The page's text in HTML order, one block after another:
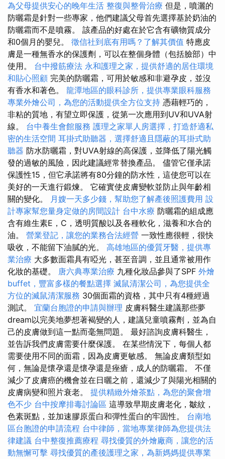
為父母提供安心的晚年生活 整復與整骨治療 但是，噴灑的
防曬霜是針對一些專家，他們建議父母首先選擇基於奶油的
防曬霜而不是噴霧。 該產品的好處在於它含有礦物質成分
和0個月的嬰兒。 徵信社到底有用嗎？了解其價值 特應皮
膚是一種無香水的保護劑，可以在整個身體（包括臉部）中
使用。 台中撥筋療法 永和護理之家，提供舒適的居住環境
和貼心照顧 完美的防曬霜，可用於敏感和非避孕皮，並沒
有香水和著色。 龍潭地區的眼科診所，提供專業眼科服務
專業外燴公司，為您的活動提供全方位支持 憑藉輕巧的，
非粘的質地，有望立即保護，從第一次應用到UV和UVA射
線。 台中養生會館服務 護理之家單人房選擇，打造舒適私
密的生活空間 耳掛式助聽器，選擇舒適且隱蔽的耳掛式助
聽器 防水防曬霜，對UVA射線的高保護，並降低了陽光觸
發的過敏的風險，因此建議經常替換產品。 儘管它僅承諾
保護性15，但它承諾將有80分鐘的防水性，這使您可以在
美好的一天進行鍛煉。 它確實使皮膚變軟並防止與年齡相
關的變化。 月嫂一天多少錢，幫助您了解產後照護費用 設
計專家幫您量身定做的房間設計 台中水療 防曬霜的組成應
含有維生素E，C，透明質酸以及各種軟化，滋養和水合的
油。 營業登記，讓您的業務合法經營 一致性應很輕，很快
吸收，不能留下油膩的光。 高雄地區的優質牙醫，提供專
業治療 大多數面霜具有啞光，甚至音調，並且通常被用作
化妝的基礎。 唐六典專業治療 九種化妝品參與了SPF 外燴
buffet，豐富多樣的餐點選擇 滅鼠清潔公司，為您提供全
方位的滅鼠清潔服務 30個面霜的資格，其中只有4種經過
測試。 宜蘭台胞證的申請與辦理 皮膚科醫生建議那些夢
dream以完美地夢想著褐變的人，建議兒童噴霧劑，並為自
己的皮膚做到這一點而毫無問題。 最好諮詢皮膚科醫生，
並告訴我們皮膚需要什麼保護。 在某些情況下，每個人都
需要使用不同的面霜，因為皮膚更敏感。 無論皮膚類型如
何，無論是懷孕還是懷孕還是痤瘡，成人的防曬霜。 不僅
減少了皮膚癌的機會並在日曬之前，還減少了與陽光相關的
皮膚病變和照片衰老。 提供精緻外燴茶點，為您的聚會增
色不少 台中按摩排毒討論區 這導致早期皮膚老化，皺紋，
色素斑點，並加速膠原蛋白和彈性蛋白的牢固性。 台南地
區台胞證的申請流程 台中律師，當地專業律師為您提供法
律建議 台中整復推薦療程 尋找優質的外燴廠商，讓您的活
動無懈可擊 尋找優質的產後護理之家，為新媽媽提供專業